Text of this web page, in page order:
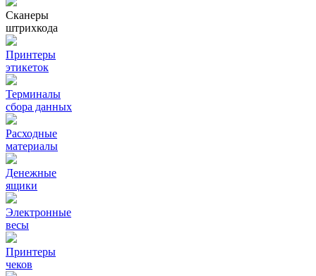
Сканеры
штрихкода
Принтеры
этикеток
Терминалы
сбора данных
Расходные
материалы
Денежные
ящики
Электронные
весы
Принтеры
чеков